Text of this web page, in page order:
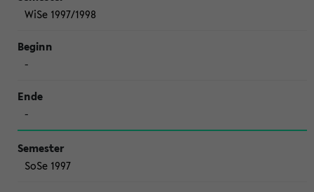
WiSe 1997/1998
-
-
SoSe 1997